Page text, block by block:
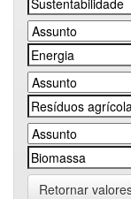
Retornar